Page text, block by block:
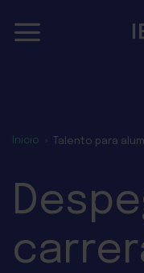
Inicio Talento para